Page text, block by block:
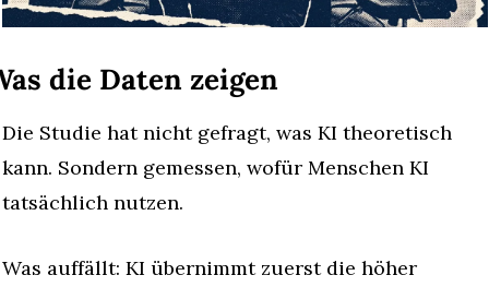
die Daten zeigen
Die Studie hat nicht gefragt, was KI theoretisch
kann. Sondern gemessen, wofür Menschen KI
tatsächlich nutzen.
Was auffällt: KI übernimmt zuerst die höher